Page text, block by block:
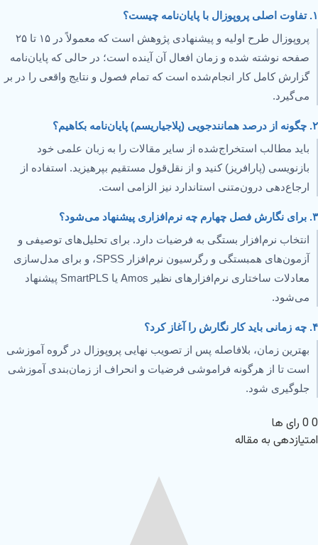
۱. تفاوت اصلی پروپوزال با پایان‌نامه چیست؟
پروپوزال طرح اولیه و پیشنهادی پژوهش است که معمولاً در ۱۵ تا ۲۵
صفحه نوشته شده و زمان افعال آن آینده است؛ در حالی که پایان‌نامه
گزارش کامل کار انجام‌شده است که تمام فصول و نتایج واقعی را در بر
می‌گیرد.
۲. چگونه از درصد همانندجویی (پلاجیاریسم) پایان‌نامه بکاهیم؟
باید مطالب استخراج‌شده از سایر مقالات را به زبان علمی خود
بازنویسی (پارافریز) کنید و از نقل‌قول مستقیم بپرهیزید. استفاده از
ارجاع‌دهی درون‌متنی استاندارد نیز الزامی است.
۳. برای نگارش فصل چهارم چه نرم‌افزاری پیشنهاد می‌شود؟
انتخاب نرم‌افزار بستگی به فرضیات دارد. برای تحلیل‌های توصیفی و
آزمون‌های همبستگی و رگرسیون نرم‌افزار SPSS، و برای مدل‌سازی
معادلات ساختاری نرم‌افزارهای نظیر Amos یا SmartPLS پیشنهاد
می‌شود.
۴. چه زمانی باید کار نگارش را آغاز کرد؟
بهترین زمان، بلافاصله پس از تصویب نهایی پروپوزال در گروه آموزشی
است تا از هرگونه فراموشی فرضیات و انحراف از زمان‌بندی آموزشی
جلوگیری شود.
0
0 رای ها
امتیازدهی به مقاله